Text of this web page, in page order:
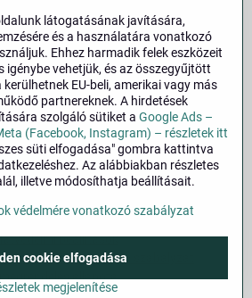
és feltételei.
tudnivalók.
© 2026Szerzői jog
beállítások
védelmére vonatkozó szabályzat
állapota
készült:BiznisWeb.sk
látogatásának javítására,
és a használatára vonatkozó
Ehhez harmadik felek eszközeit
igénybe vehetjük, és az összegyűjtött
EU-beli, amerikai vagy más
partnereknek. A hirdetések
szolgáló sütiket a Google Ads –
(Facebook, Instagram) – részletek itt
süti elfogadása" gombra kattintva
Az alábbiakban részletes
illetve módosíthatja beállításait.
védelmére vonatkozó szabályzat
megjelenítése
cookie elfogadása